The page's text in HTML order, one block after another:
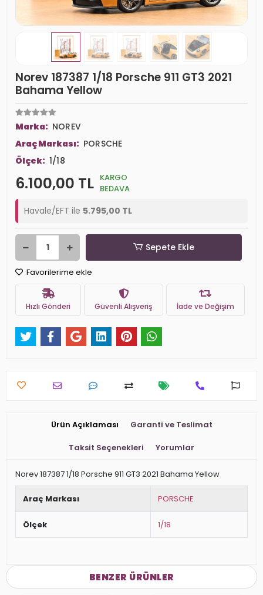
Norev 187387 1/18 Porsche 911 GT3 2021
Bahama Yellow
Marka: NOREV
Araç Markası: PORSCHE
Ölçek: 1/18
6.100,00 TL KARGO
BEDAVA
Havale/EFT ile 5.795,00 TL
Sepete Ekle
Favorilerime ekle
Hızlı Gönderi Güvenli Alışveriş İade ve Değişim
Ürün Açıklaması Garanti ve Teslimat
Taksit Seçenekleri Yorumlar
Norev 187387 1/18 Porsche 911 GT3 2021 Bahama Yellow
Araç Markası PORSCHE
Ölçek 1/18
BENZER ÜRÜNLER